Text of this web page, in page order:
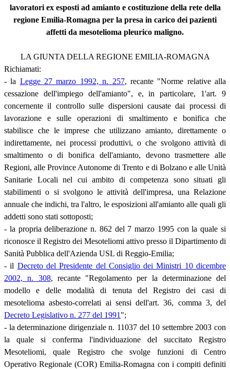
lavoratori ex esposti ad amianto e costituzione della rete della
regione Emilia-Romagna per la presa in carico dei pazienti
affetti da mesotelioma pleurico maligno.
LA GIUNTA DELLA REGIONE EMILIA-ROMAGNA
Richiamati:
- la Legge 27 marzo 1992, n. 257, recante "Norme relative alla
cessazione dell'impiego dell'amianto", e, in particolare, 1'art. 9
concernente il controllo sulle dispersioni causate dai processi di
lavorazione e sulle operazioni di smaltimento e bonifica che
stabilisce che le imprese che utilizzano amianto, direttamente o
indirettamente, nei processi produttivi, o che svolgono attività di
smaltimento o di bonifica dell'amianto, devono trasmettere alle
Regioni, alle Province Autonome di Trento e di Bolzano e alle Unità
Sanitarie Locali nel cui ambito di competenza sono situati gli
stabilimenti o si svolgono le attività dell'impresa, una Relazione
annuale che indichi, tra l'altro, le esposizioni all'amianto alle quali gli
addetti sono stati sottoposti;
- la propria deliberazione n. 862 del 7 marzo 1995 con la quale si
riconosce il Registro dei Mesoteliomi attivo presso il Dipartimento di
Sanità Pubblica dell'Azienda USL di Reggio-Emilia;
- il Decreto del Presidente del Consiglio dei Ministri 10 dicembre
2002, n. 308, recante "Regolamento per la determinazione del
modello e delle modalità di tenuta del Registro dei casi di
mesotelioma asbesto-correlati ai sensi dell'art. 36, comma 3, del
Decreto Legislativo n. 277 del 1991 ";
- la determinazione dirigenziale n. 11037 del 10 settembre 2003 con
la quale si conferma l'individuazione del succitato Registro
Mesoteliomi, quale Registro che svolge funzioni di Centro
Operativo Regionale (COR) Emilia-Romagna con i compiti definiti